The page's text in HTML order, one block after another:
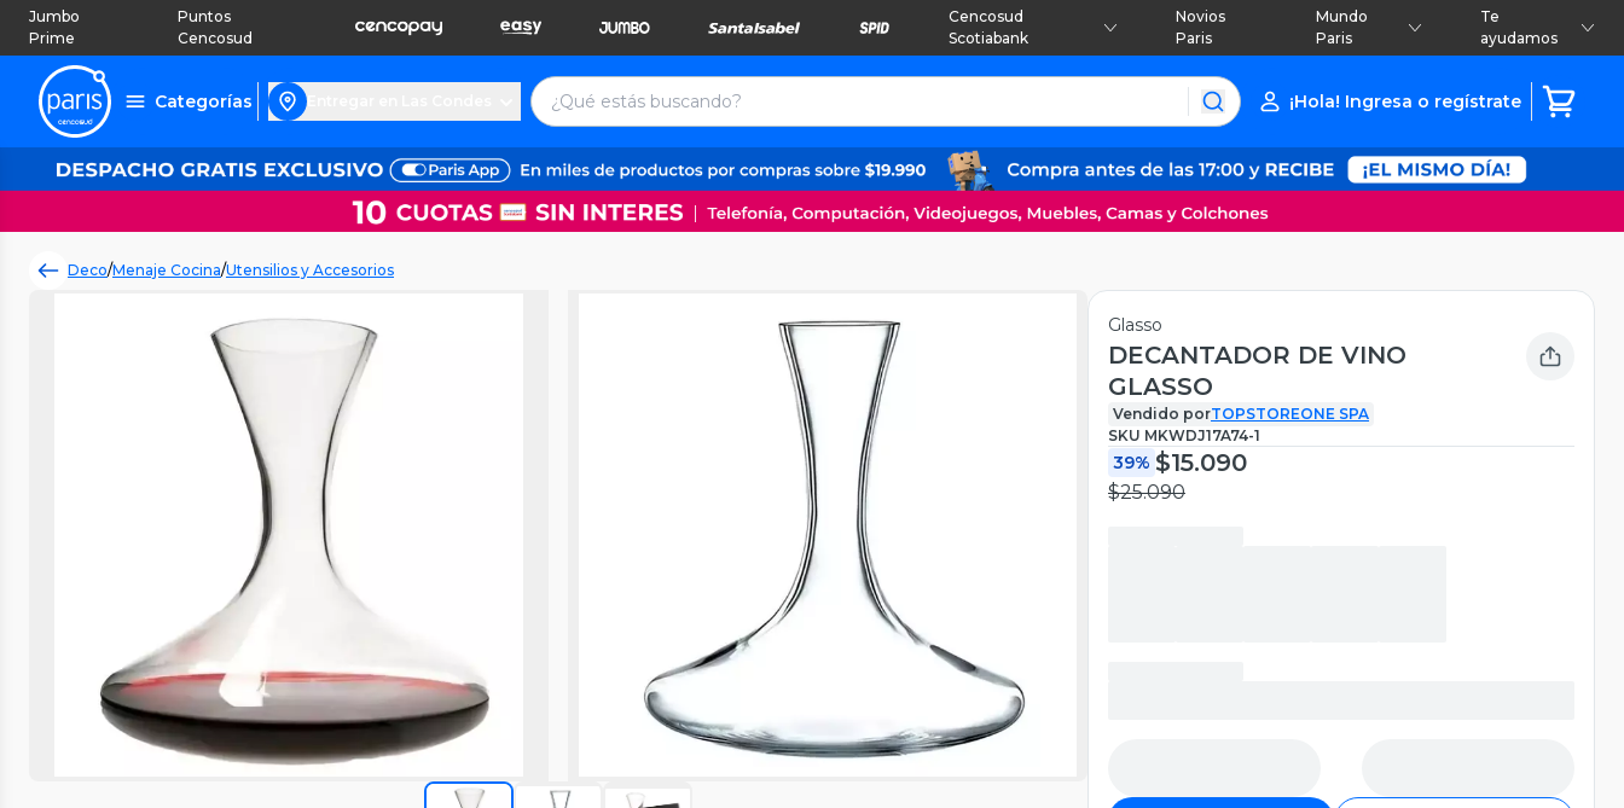
Jumbo
Prime
Puntos
Cencosud
Cencosud
Scotiabank
Novios
Paris
Mundo
Paris
Te
ayudamos
Categorías ¡Hola! Ingresa o regístrate
Deco/Menaje Cocina/Utensilios y Accesorios
Glasso
DECANTADOR DE VINO
GLASSO
Vendido porTOPSTOREONE SPA
SKU MKWDJ17A74-1
39% $15.090
$25.090